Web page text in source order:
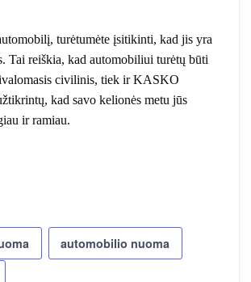
turėtumėte įsitikinti, kad jis yra
Tai reiškia, kad automobiliui turėtų būti
civilinis, tiek ir KASKO
kad savo kelionės metu jūs
ir ramiau.
automobilio nuoma